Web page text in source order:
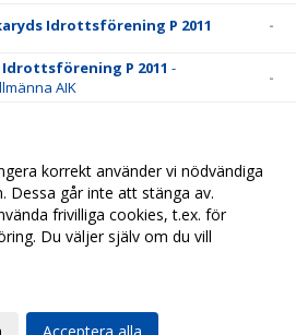
Idrottsförening P 2011 -
P 2011 -
AIK
-
Idrottsförening - Rinken FC
Idrottsförening
korrekt använder vi nödvändiga
Dessa går inte att stänga av.
frivilliga cookies, t.ex. för
Du väljer själv om du vill